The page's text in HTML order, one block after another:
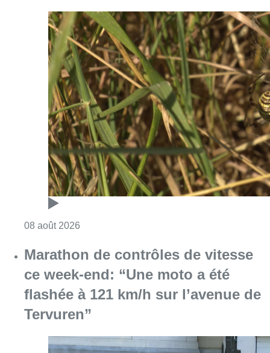
08 août 2026
Marathon de contrôles de vitesse
ce week-end: “Une moto a été
flashée à 121 km/h sur l’avenue de
Tervuren”